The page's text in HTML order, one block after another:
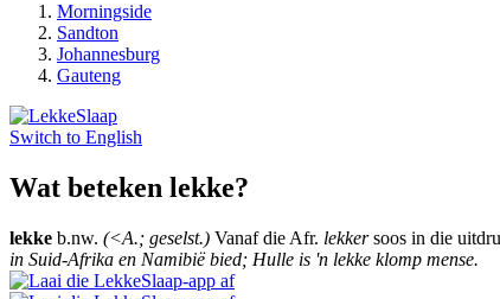
Morningside
Sandton
Johannesburg
Gauteng
Switch to English
Wat beteken lekke?
lekke b.nw. (<A.; geselst.) Vanaf die Afr. lekkersoos in die
in Suid-Afrika en Namibië bied; Hulle is 'n lekke klomp mense.